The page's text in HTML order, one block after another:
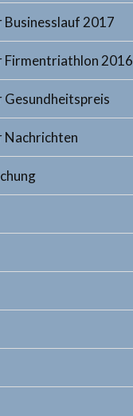
Businesslauf 2017
Firmentriathlon 2016
Gesundheitspreis
Nachrichten